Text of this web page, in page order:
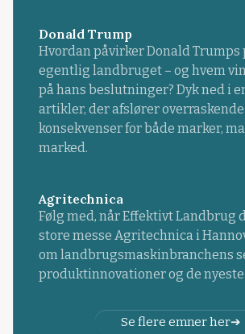
Donald Trump
Hvordan påvirker Donald
egentlig landbruget – og hvem
på hans beslutninger? Dyk ned i
artikler, der afslører overraskende
konsekvenser for både marker,
marked.
Agritechnica
Følg med, når Effektivt Landbrug
store messe Agritechnica i
om landbrugsmaskinbranchens
produktinnovationer og de
Se flere emner her